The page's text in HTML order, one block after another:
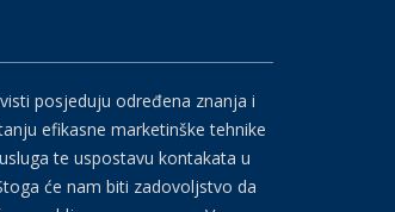
posjeduju određena znanja i
efikasne marketinške tehnike
te uspostavu kontakata u
će nam biti zadovoljstvo da